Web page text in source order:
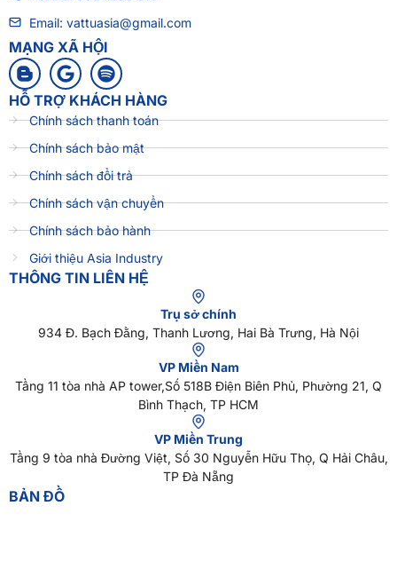
Email: vattuasia@gmail.com
MẠNG XÃ HỘI
HỖ TRỢ KHÁCH HÀNG
Chính sách thanh toán
Chính sách bảo mật
Chính sách đổi trả
Chính sách vận chuyển
Chính sách bảo hành
Giới thiệu Asia Industry
THÔNG TIN LIÊN HỆ
Trụ sở chính
934 Đ. Bạch Đằng, Thanh Lương, Hai Bà Trưng, Hà Nội
VP Miền Nam
Tầng 11 tòa nhà AP tower,Số 518B Điện Biên Phủ, Phường 21, Q
Bình Thạch, TP HCM
VP Miền Trung
Tầng 9 tòa nhà Đường Việt, Số 30 Nguyễn Hữu Thọ, Q Hải Châu,
TP Đà Nẵng
BẢN ĐỒ